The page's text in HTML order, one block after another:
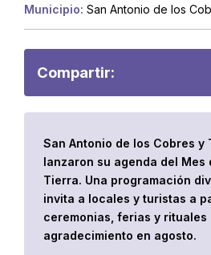
Municipio: San Antonio de los
Compartir:
San Antonio de los Cobres y
lanzaron su agenda del Mes
Tierra. Una programación
invita a locales y turistas a
ceremonias, ferias y rituales
agradecimiento en agosto.